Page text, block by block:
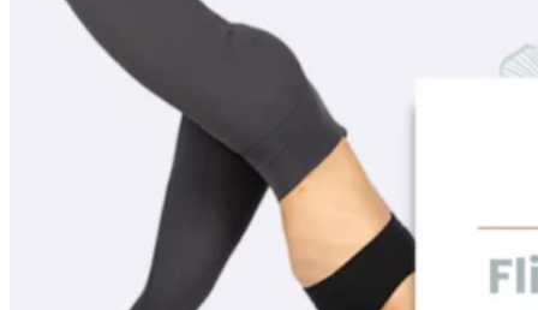
Workshops
Articles
Instructors
Class Detail
Packages
Workshops
Articles